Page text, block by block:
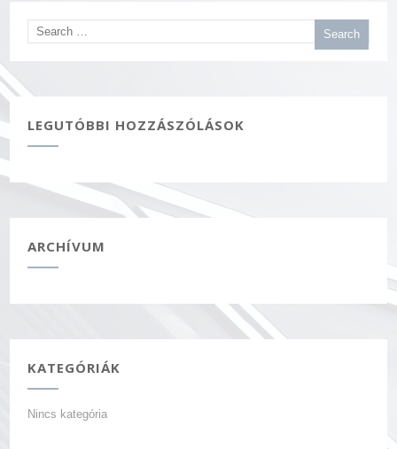
LEGUTÓBBI HOZZÁSZÓLÁSOK
ARCHÍVUM
KATEGÓRIÁK
Nincs kategória